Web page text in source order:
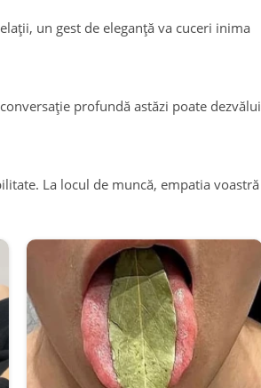
un gest de eleganță va cuceri inima
profundă astăzi poate dezvălui
La locul de muncă, empatia voastră